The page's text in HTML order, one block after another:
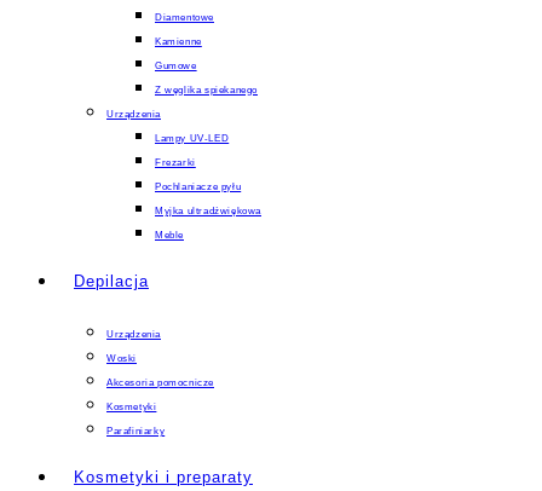
Diamentowe
Kamienne
Gumowe
Z węglika spiekanego
Urządzenia
Lampy UV-LED
Frezarki
Pochlaniacze pyłu
Myjka ultradźwiękowa
Meble
Depilacja
Urządzenia
Woski
Akcesoria pomocnicze
Kosmetyki
Parafiniarky
Kosmetyki i preparaty